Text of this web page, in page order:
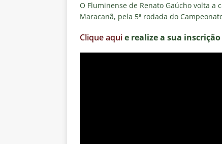
O Fluminense de Renato Gaúcho volta
Maracanã, pela 5ª rodada do
Clique aquie realize a sua